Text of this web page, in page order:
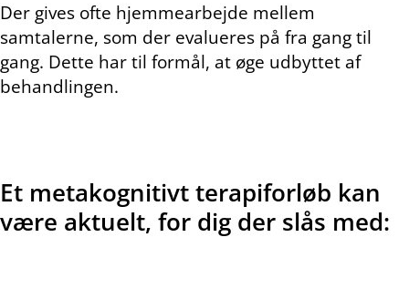
Der gives ofte hjemmearbejde mellem
samtalerne, som der evalueres på fra gang til
gang. Dette har til formål, at øge udbyttet af
behandlingen.
Et metakognitivt terapiforløb kan
være aktuelt, for dig der slås med: